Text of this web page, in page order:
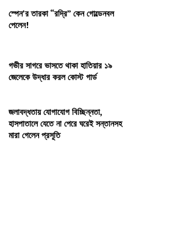
স্পেন’র তারকা “রদ্রি” কেন গোল্ডেনবল
পেলেন!
গভীর সাগরে ভাসতে থাকা হাতিয়ার ১৯
জেলেকে উদ্ধার করল কোস্ট গার্ড
জলাবদ্ধতায় যোগাযোগ বিচ্ছিন্নতা,
হাসপাতালে যেতে না পেরে ঘরেই সন্তানসহ
মারা গেলেন প্রসূতি